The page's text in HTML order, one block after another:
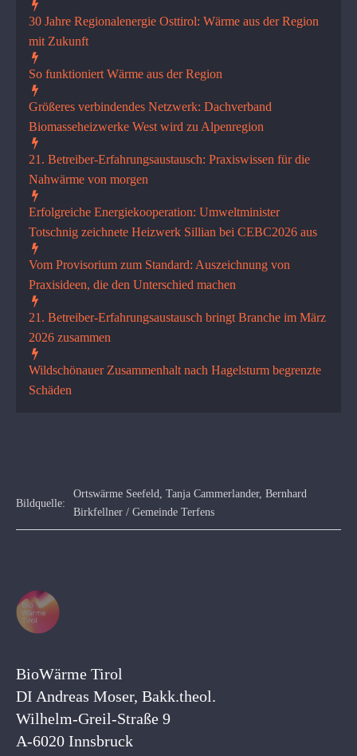
30 Jahre Regionalenergie Osttirol: Wärme aus der Region
mit Zukunft
So funktioniert Wärme aus der Region
Größeres verbindendes Netzwerk: Dachverband
Biomasseheizwerke West wird zu Alpenregion
21. Betreiber-Erfahrungsaustausch: Praxiswissen für die
Nahwärme von morgen
Erfolgreiche Energiekooperati­on: Umweltminister
Totschnig zeichnete Heizwerk Sillian bei CEBC2026 aus
Vom Provisorium zum Standard: Auszeichnung von
Praxisideen, die den Unterschied machen
21. Betreiber-Erfahrungsaustausch bringt Branche im März
2026 zusammen
Wildschönauer Zusammenhalt nach Hagelsturm begrenzte
Schäden
Bildquelle:
Ortswärme Seefeld, Tanja Cammerlander, Bernhard
Birkfellner / Gemeinde Terfens
BioWärme Tirol
DI Andreas Moser, Bakk.theol.
Wilhelm-Greil-Straße 9
A-6020 Innsbruck